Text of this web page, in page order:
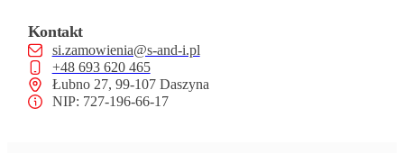
Kontakt
si.zamowienia@s-and-i.pl
+48 693 620 465
Łubno 27, 99-107 Daszyna
NIP: 727-196-66-17